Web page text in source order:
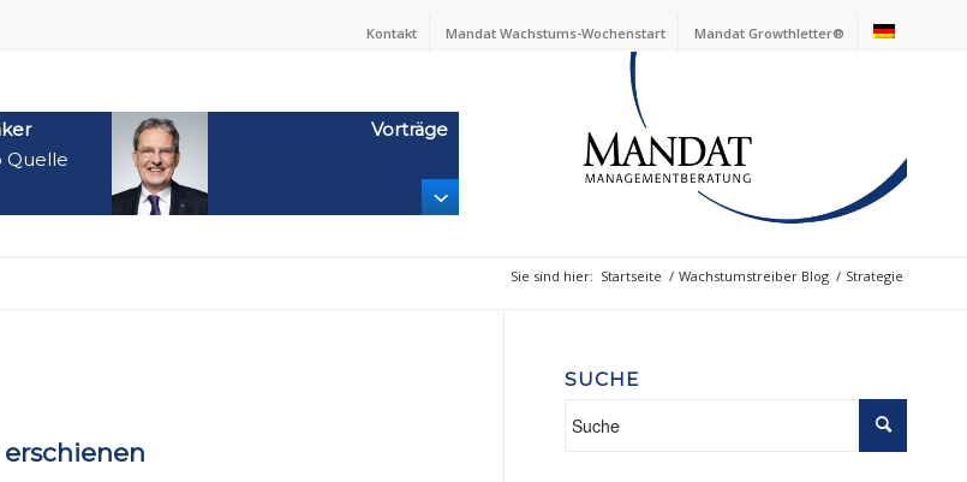
Kontakt Mandat Wachstums-Wochenstart Mandat Growthletter®
Quelle
Vorträge
Sie sind hier: Startseite / Wachstumstreiber Blog / Strategie
erschienen
SUCHE